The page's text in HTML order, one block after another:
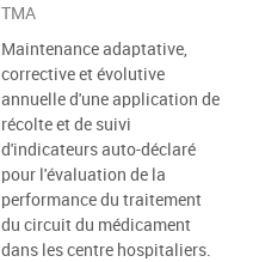
TMA
Maintenance adaptative,
corrective et évolutive
annuelle d'une application de
récolte et de suivi
d'indicateurs auto-déclaré
pour l'évaluation de la
performance du traitement
du circuit du médicament
dans les centre hospitaliers.